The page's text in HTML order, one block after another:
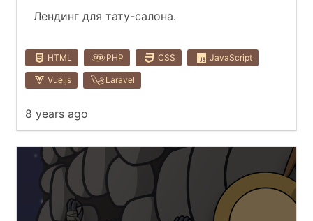
Лендинг для тату-салона.
HTML PHP CSS JavaScript
Vue.js Laravel
8 years ago